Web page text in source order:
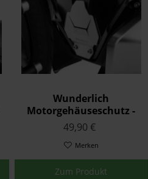
Wunderlich
Motorgehäuseschutz -
silber
49,90 €
Merken
Zum Produkt